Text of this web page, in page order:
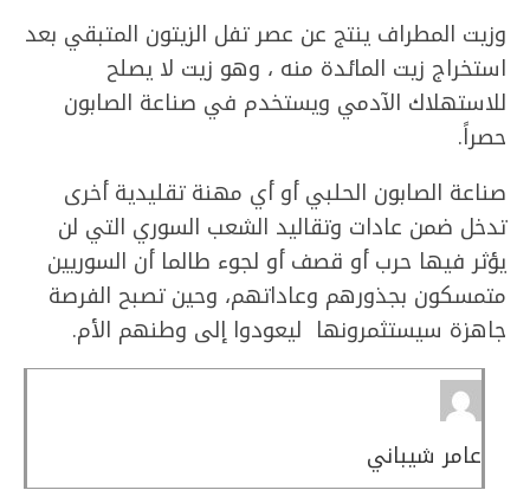
وزيت المطراف ينتج عن عصر تفل الزيتون المتبقي بعد
استخراج زيت المائدة منه ، وهو زيت لا يصلح
للاستهلاك الآدمي ويستخدم في صناعة الصابون
حصراً.
صناعة الصابون الحلبي أو أي مهنة تقليدية أخرى
تدخل ضمن عادات وتقاليد الشعب السوري التي لن
يؤثر فيها حرب أو قصف أو لجوء طالما أن السوريين
متمسكون بجذورهم وعاداتهم، وحين تصبح الفرصة
جاهزة سيستثمرونها ليعودوا إلى وطنهم الأم.
عامر شيباني